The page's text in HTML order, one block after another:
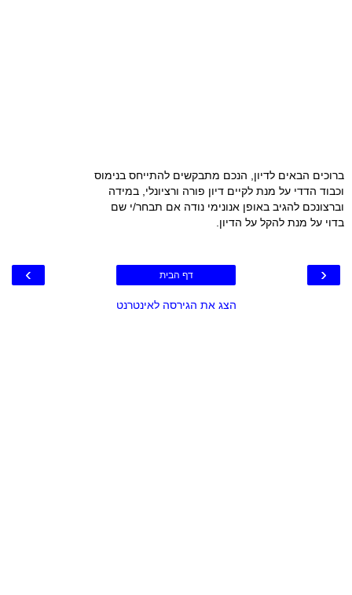
ברוכים הבאים לדיון, הנכם מתבקשים להתייחס בנימוס
וכבוד הדדי על מנת לקיים דיון פורה ורציונלי, במידה
וברצונכם להגיב באופן אנונימי נודה אם תבחר/י שם
בדוי על מנת להקל על הדיון.
‹
› דף הבית
הצג את הגירסה לאינטרנט